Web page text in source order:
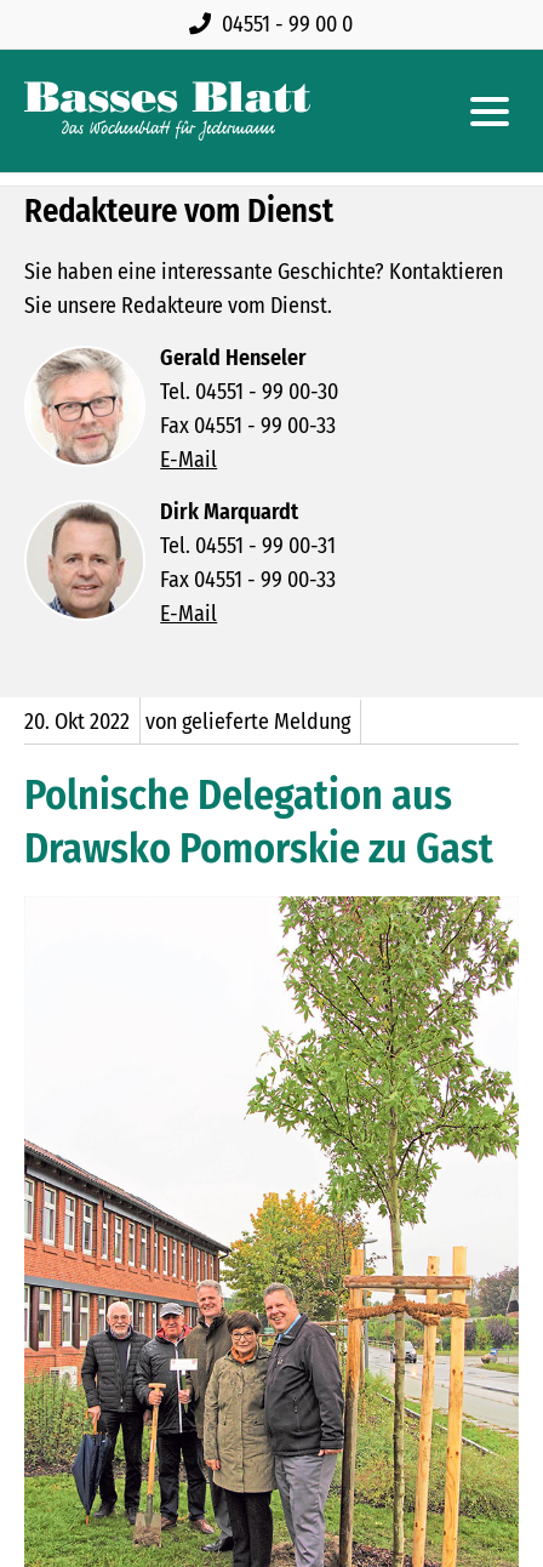
04551 - 99 00 0
Redakteure vom Dienst
Sie haben eine interessante Geschichte? Kontaktieren
Sie unsere Redakteure vom Dienst.
Gerald Henseler
Tel. 04551 - 99 00-30
Fax 04551 - 99 00-33
E-Mail
Dirk Marquardt
Tel. 04551 - 99 00-31
Fax 04551 - 99 00-33
E-Mail
20. Okt2022 von gelieferte Meldung
Polnische Delegation aus
Drawsko Pomorskie zu Gast